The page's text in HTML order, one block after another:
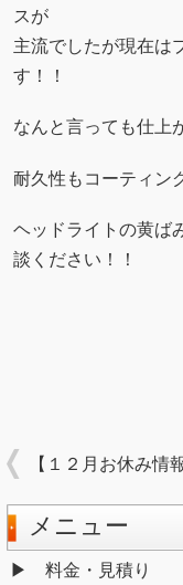
スが
主流でしたが現在は
す！！
なんと言っても仕上
耐久性もコーティン
ヘッドライトの黄ば
談ください！！
【１２月お休み情報
メニュー
料金・見積り